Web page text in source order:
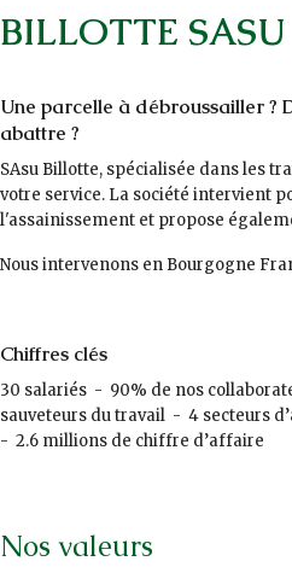
BILLOTTE SASU
Une parcelle à débroussailler ?
abattre ?
SAsu Billotte, spécialisée dans les
votre service. La société intervient
l'assainissement et propose
Nous intervenons en Bourgogne
Chiffres clés
30 salariés - 90% de nos
sauveteurs du travail - 4 secteurs
- 2.6 millions de chiffre d’affaire
Nos valeurs